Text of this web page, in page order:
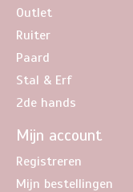
Outlet
Ruiter
Paard
Stal & Erf
2de hands
Mijn account
Registreren
Mijn bestellingen